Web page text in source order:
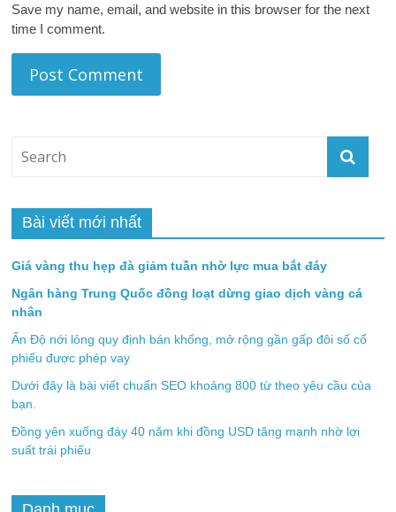
Save my name, email, and website in this browser for the next
time I comment.
Bài viết mới nhất
Giá vàng thu hẹp đà giảm tuần nhờ lực mua bắt đáy
Ngân hàng Trung Quốc đồng loạt dừng giao dịch vàng cá
nhân
Ấn Độ nới lỏng quy định bán khống, mở rộng gần gấp đôi số cổ
phiếu được phép vay
Dưới đây là bài viết chuẩn SEO khoảng 800 từ theo yêu cầu của
bạn.
Đồng yên xuống đáy 40 năm khi đồng USD tăng mạnh nhờ lợi
suất trái phiếu